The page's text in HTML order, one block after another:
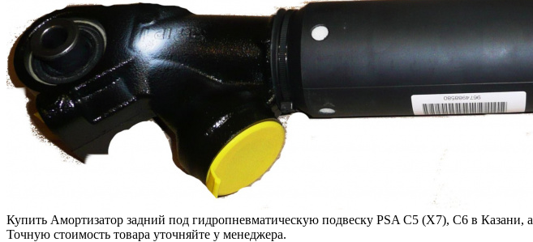
Купить Амортизатор задний под гидропневматическую подвеску PSA C5 (X7), C6 в
Точную стоимость товара уточняйте у менеджера.